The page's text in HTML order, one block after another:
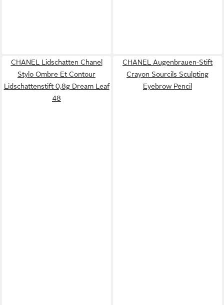
CHANEL Lidschatten Chanel
Stylo Ombre Et Contour
Lidschattenstift 0,8g Dream Leaf
48
CHANEL Augenbrauen-Stift
Crayon Sourcils Sculpting
Eyebrow Pencil